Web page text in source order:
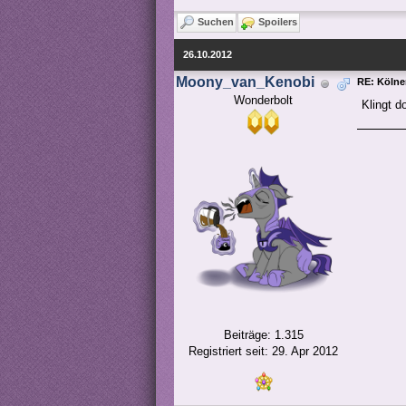
Suchen Spoilers
26.10.2012
Moony_van_Kenobi
Wonderbolt
Beiträge: 1.315
Registriert seit: 29. Apr 2012
RE:
Klingt